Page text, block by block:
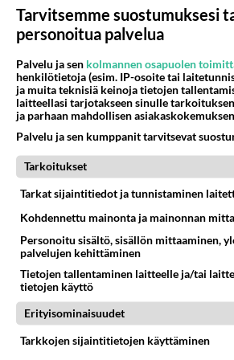
Äänestä
Kommentoi aloitusta...
Ketjusta on poistettu0
LUETUIMMAT KESKUSTELUT
PÄIVÄ VIIKKO KUUKAUSI
kenen näköinen
kaivattusi on ?
07.08.2026 16:24
Muistatko Mikkelin
Tarvitsemme suostumuksesi
personoitua palvelua
Palvelu ja sen kolmannen osapuolen
henkilötietoja (esim. IP-osoite tai
ja muita teknisiä keinoja tietojen
laitteellasi tarjotakseen sinulle
ja parhaan mahdollisen
Palvelu ja sen kumppanit tarvitsevat
Tarkoitukset
Tarkat sijaintitiedot ja tunnistaminen
Kohdennettu mainonta ja mainonnan
Personoitu sisältö, sisällön mittaaminen,
palvelujen kehittäminen
Tietojen tallentaminen laitteelle ja/tai
tietojen käyttö
Erityisominaisuudet
Tarkkojen sijaintitietojen käyttäminen